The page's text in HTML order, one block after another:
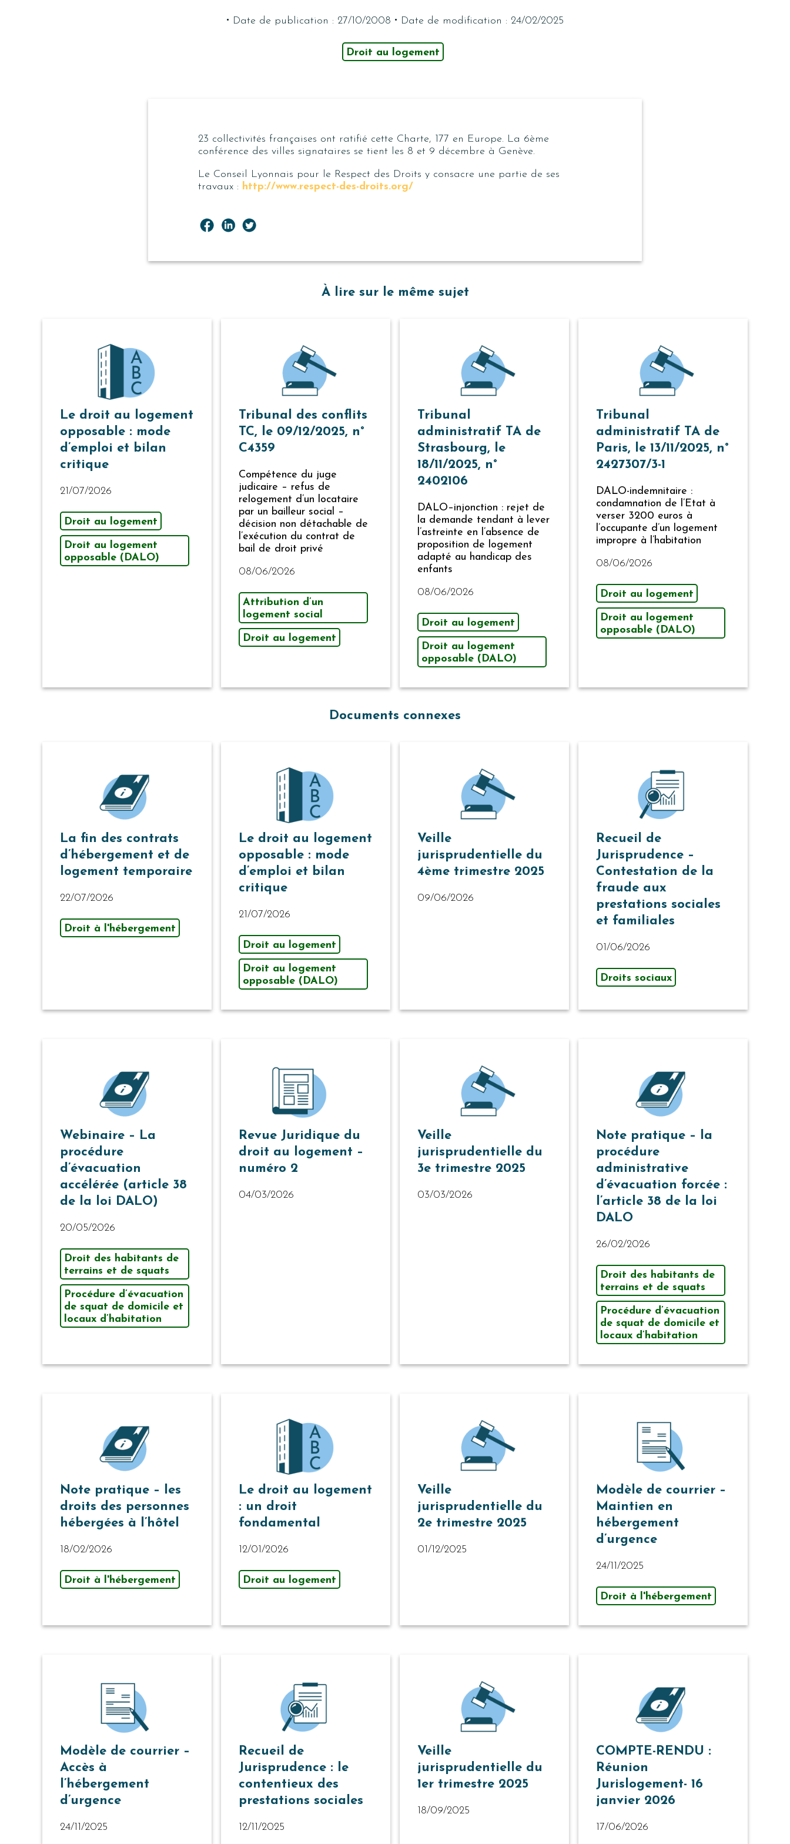
· Date de publication : 27/10/2008 · Date de modification : 24/02/2025
Droit au logement
23 collectivités françaises ont ratifié cette Charte, 177 en Europe. La 6ème
conférence des villes signataires se tient les 8 et 9 décembre à Genève.
Le Conseil Lyonnais pour le Respect des Droits y consacre une partie de ses
travaux : http://www.respect-des-droits.org/
À lire sur le même sujet
Le droit au logement
opposable : mode
d’emploi et bilan
critique
21/07/2026
Droit au logement
Droit au logement
opposable (DALO)
Tribunal des conflits
TC, le 09/12/2025, n°
C4359
Compétence du juge
judicaire – refus de
relogement d’un locataire
par un bailleur social –
décision non détachable de
l’exécution du contrat de
bail de droit privé
08/06/2026
Attribution d’un
logement social
Droit au logement
Tribunal
administratif TA de
Strasbourg, le
18/11/2025, n°
2402106
DALO–injonction : rejet de
la demande tendant à lever
l’astreinte en l’absence de
proposition de logement
adapté au handicap des
enfants
08/06/2026
Droit au logement
Droit au logement
opposable (DALO)
Tribunal
administratif TA de
Paris, le 13/11/2025, n°
2427307/3-1
DALO-indemnitaire :
condamnation de l’Etat à
verser 3200 euros à
l’occupante d’un logement
impropre à l’habitation
08/06/2026
Droit au logement
Droit au logement
opposable (DALO)
Documents connexes
La fin des contrats
d’hébergement et de
logement temporaire
22/07/2026
Droit à l'hébergement
Le droit au logement
opposable : mode
d’emploi et bilan
critique
21/07/2026
Droit au logement
Droit au logement
opposable (DALO)
Veille
jurisprudentielle du
4ème trimestre 2025
09/06/2026
Recueil de
Jurisprudence –
Contestation de la
fraude aux
prestations sociales
et familiales
01/06/2026
Droits sociaux
Webinaire – La
procédure
d’évacuation
accélérée (article 38
de la loi DALO)
20/05/2026
Droit des habitants de
terrains et de squats
Procédure d’évacuation
de squat de domicile et
locaux d’habitation
Revue Juridique du
droit au logement –
numéro 2
04/03/2026
Veille
jurisprudentielle du
3e trimestre 2025
03/03/2026
Note pratique – la
procédure
administrative
d’évacuation forcée :
l’article 38 de la loi
DALO
26/02/2026
Droit des habitants de
terrains et de squats
Procédure d’évacuation
de squat de domicile et
locaux d’habitation
Note pratique – les
droits des personnes
hébergées à l’hôtel
18/02/2026
Droit à l'hébergement
Le droit au logement
: un droit
fondamental
12/01/2026
Droit au logement
Veille
jurisprudentielle du
2e trimestre 2025
01/12/2025
Modèle de courrier –
Maintien en
hébergement
d’urgence
24/11/2025
Droit à l'hébergement
Modèle de courrier –
Accès à
l’hébergement
d’urgence
24/11/2025
Recueil de
Jurisprudence : le
contentieux des
prestations sociales
12/11/2025
Veille
jurisprudentielle du
1er trimestre 2025
18/09/2025
COMPTE-RENDU :
Réunion
Jurislogement- 16
janvier 2026
17/06/2026